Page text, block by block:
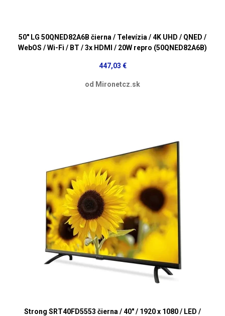
50" LG 50QNED82A6B čierna / Televízia / 4K UHD / QNED /
WebOS / Wi-Fi / BT / 3x HDMI / 20W repro (50QNED82A6B)
447,03 €
od Mironetcz.sk
Strong SRT40FD5553 čierna / 40" / 1920 x 1080 / LED /